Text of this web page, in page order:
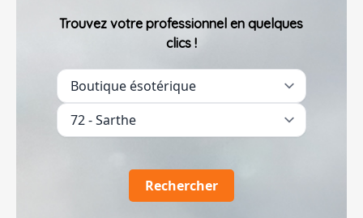
Trouvez votre professionnel en quelques
clics !
Rechercher